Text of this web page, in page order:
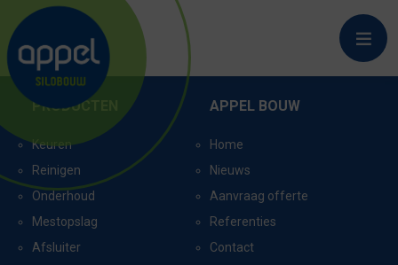
EIBERGEN_6000
PRODUCTEN
Keuren
Reinigen
Onderhoud
Mestopslag
Afsluiter
APPEL BOUW
Home
Nieuws
Aanvraag offerte
Referenties
Contact